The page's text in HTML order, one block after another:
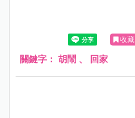
收藏
關鍵字： 胡鬧 、 回家